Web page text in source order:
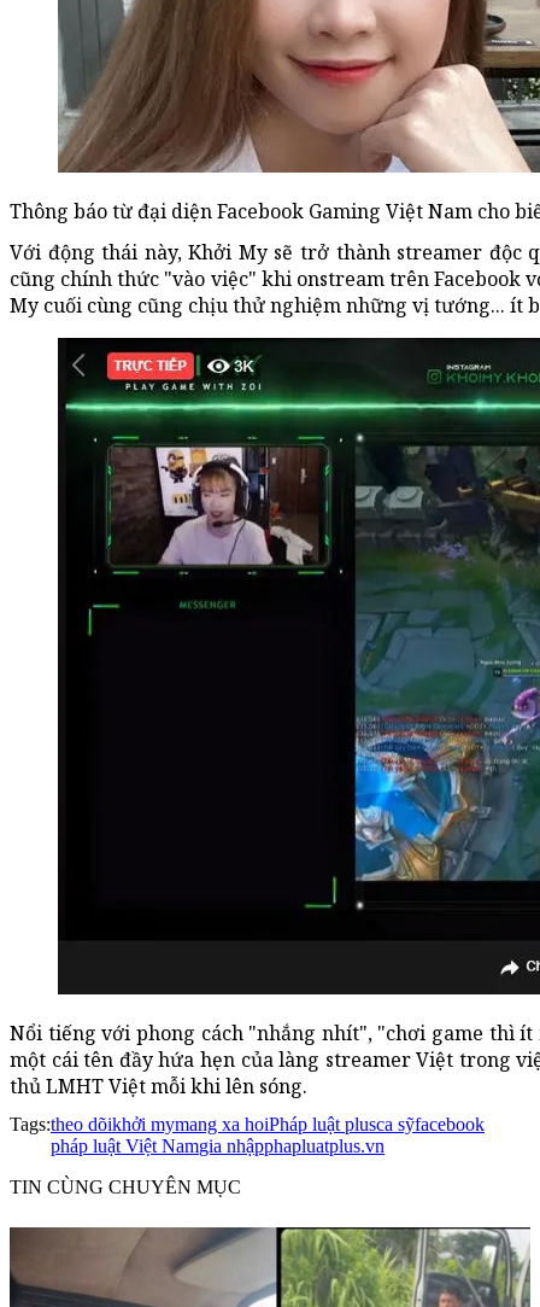
Thông báo từ đại diện Facebook Gaming Việt Nam cho
Với động thái này, Khởi My sẽ trở thành streamer độc
cũng chính thức "vào việc" khi onstream trên
My cuối cùng cũng chịu thử nghiệm những vị tướng... ít
Nổi tiếng với phong cách "nhắng nhít", "chơi game thì
một cái tên đầy hứa hẹn của làng streamer Việt trong
thủ LMHT Việt mỗi khi lên sóng.
Tags:theo dõikhởi mymang xa hoiPháp luật plusca sỹfacebook
pháp luật Việt Namgia nhậpphapluatplus.vn
TIN CÙNG CHUYÊN MỤC